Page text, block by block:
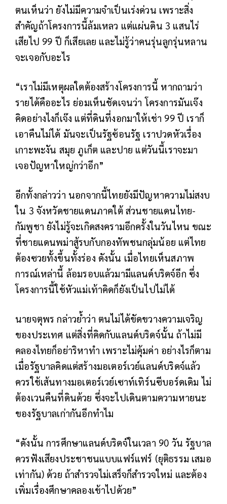
ตนเห็นว่า ยังไม่มีความจำเป็นเร่งด่วน เพราะสิ่ง
สำคัญถ้าโครงการนี้ล้มเหลว แต่แผ่นดิน 3 แสนไร่
เสียไป 99 ปี ก็เสียเลย และไม่รู้ว่าคนรุ่นลูกรุ่นหลาน
จะเจอกับอะไร
“เราไม่มีเหตุผลใดต้องสร้างโครงการนี้ หากถามว่า
รายได้คืออะไร ย่อมเห็นชัดเจนว่า โครงการมันเจ๊ง
คิดอย่างไงก็เจ๊ง แต่ที่ดินที่งอกมาให้เช่า 99 ปี เราก็
เอาคืนไม่ได้ มันจะเป็นรัฐซ้อนรัฐ เราปวดหัวเรื่อง
เกาะพะงัน สมุย ภูเก็ต และปาย แต่วันนี้เราจะมา
เจอปัญหาใหญ่กว่าอีก”
อีกทั้งกล่าวว่า นอกจากนี้ไทยยังมีปัญหาความไม่สงบ
ใน 3 จังหวัดชายแดนภาคใต้ ส่วนชายแดนไทย-
กัมพูชา ยังไม่รู้จะเกิดสงครามอีกครั้งในวันไหน ขณะ
ที่ชายแดนพม่าสู้รบกับกองทัพชนกลุ่มน้อย แต่ไทย
ต้องซวยทั้งขึ้นทั้งร่อง ดังนั้น เมื่อไทยเห็นสภาพ
การณ์เหล่านี้ ล้อมรอบแล้วมามีแลนด์บริดจ์อีก ซึ่ง
โครงการนี้ใช้หัวแม่เท้าคิดก็ยังเป็นไปไม่ได้
นายจตุพร กล่าวย้ำว่า ตนไม่ได้ขัดขวางความเจริญ
ของประเทศ แต่สิ่งที่คิดกับแลนด์บริดจ์นั้น ถ้าไม่มี
คลองไทยก็อย่าริหาทำ เพราะไม่คุ้มค่า อย่างไรก็ตาม
เมื่อรัฐบาลคิดแต่สร้างมอเตอร์เวย์แลนด์บริดจ์แล้ว
ควรใช้เส้นทางมอเตอร์เวย์เซาท์เทิร์นซีบอร์ดเดิม ไม่
ต้องเวนคืนที่ดินด้วย ซึ่งจะไปเดินตามความหายนะ
ของรัฐบาลเก่ากันอีกทำไม
“ดังนั้น การศึกษาแลนด์บริดจ์ในเวลา 90 วัน รัฐบาล
ควรฟังเสียงประชาชนแบบแฟร์แฟร์ (ยุติธรรม เสมอ
เท่ากัน) ด้วย ถ้าสำรวจไม่เสร็จก็สำรวจใหม่ และต้อง
เพิ่มเรื่องศึกษาคลองเข้าไปด้วย”